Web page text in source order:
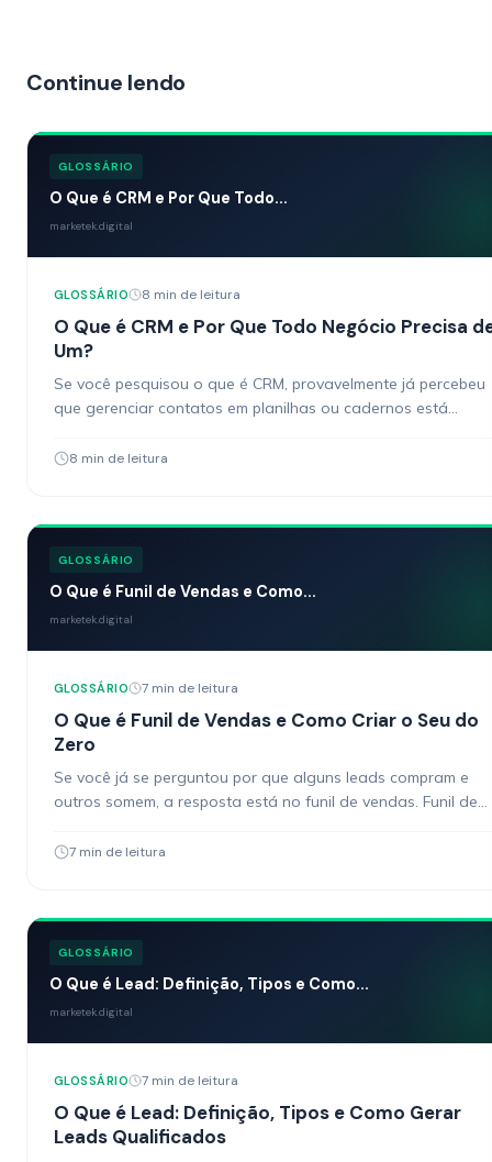
Continue lendo
GLOSSÁRIO
O Que é CRM e Por Que Todo...
marketek.digital
GLOSSÁRIO 8 min de leitura
O Que é CRM e Por Que Todo Negócio Precisa
Um?
Se você pesquisou o que é CRM, provavelmente já percebeu
que gerenciar contatos em planilhas ou cadernos está
8 min de leitura
GLOSSÁRIO
O Que é Funil de Vendas e Como...
marketek.digital
GLOSSÁRIO 7 min de leitura
O Que é Funil de Vendas e Como Criar o Seu do
Zero
Se você já se perguntou por que alguns leads compram e
outros somem, a resposta está no funil de vendas. Funil de
7 min de leitura
GLOSSÁRIO
O Que é Lead: Definição, Tipos e Como...
marketek.digital
GLOSSÁRIO 7 min de leitura
O Que é Lead: Definição, Tipos e Como Gerar
Leads Qualificados